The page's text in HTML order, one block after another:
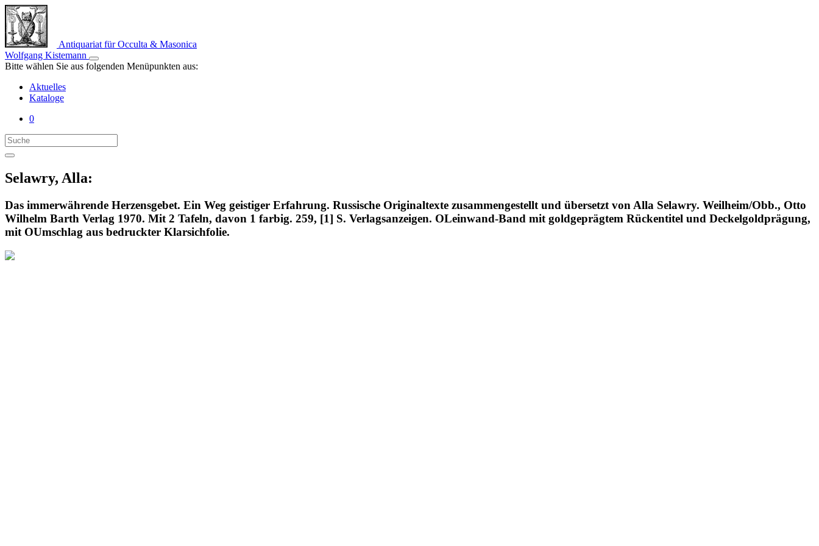
Antiquariat für Occulta & Masonica
Wolfgang Kistemann
Bitte wählen Sie aus folgenden Menüpunkten aus:
Aktuelles
Kataloge
0
Selawry, Alla:
Das immerwährende Herzensgebet. Ein Weg geistiger Erfahrung. Russische Originaltexte zusammengestellt und übersetzt von Alla Selawry. Weilheim/Obb., Otto
Wilhelm Barth Verlag 1970. Mit 2 Tafeln, davon 1 farbig. 259, [1] S. Verlagsanzeigen. OLeinwand-Band mit goldgeprägtem Rückentitel und Deckelgoldprägung,
mit OUmschlag aus bedruckter Klarsichfolie.